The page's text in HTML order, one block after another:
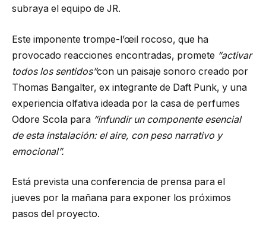
subraya el equipo de JR.
Este imponente trompe-l’œil rocoso, que ha
provocado reacciones encontradas, promete “activar
todos los sentidos”con un paisaje sonoro creado por
Thomas Bangalter, ex integrante de Daft Punk, y una
experiencia olfativa ideada por la casa de perfumes
Odore Scola para “infundir un componente esencial
de esta instalación: el aire, con peso narrativo y
emocional”.
Está prevista una conferencia de prensa para el
jueves por la mañana para exponer los próximos
pasos del proyecto.